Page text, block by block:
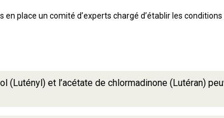
place un comité d’experts chargé d’établir les
(Lutényl) et l’acétate de chlormadinone (Lutéran)